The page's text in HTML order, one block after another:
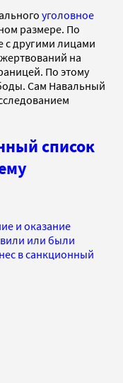
уголовное
размере. По
с другими лицами
на
По этому
Сам Навальный
список
и оказание
или были
в санкционный